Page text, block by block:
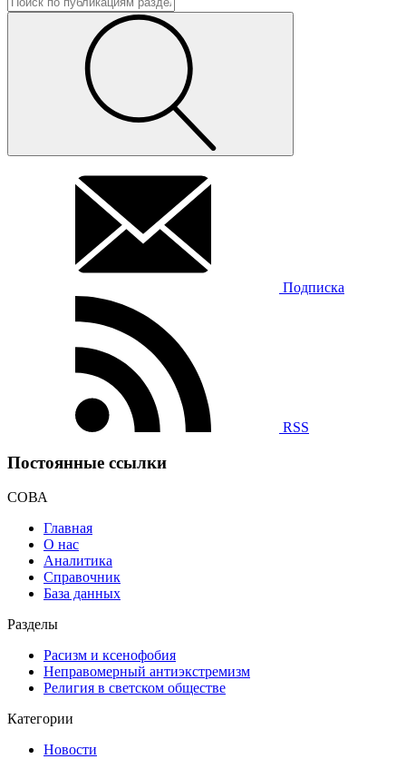
Подписка
RSS
Постоянные ссылки
СОВА
Главная
О нас
Аналитика
Справочник
База данных
Разделы
Расизм и ксенофобия
Неправомерный антиэкстремизм
Религия в светском обществе
Категории
Новости